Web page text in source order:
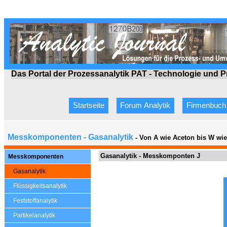
Das Portal der Prozessanalytik PAT - Technologie und
Startseite Forum Analytik Firmenbuch
Messkomponenten - Gasanalytik - Von A wie Aceton bis W
Messkomponenten
Gasanalytik
Flüssigkeitsanalytik
Feststoffanalytik
Partikelanalytik
Gasanalytik - Messkomponten J